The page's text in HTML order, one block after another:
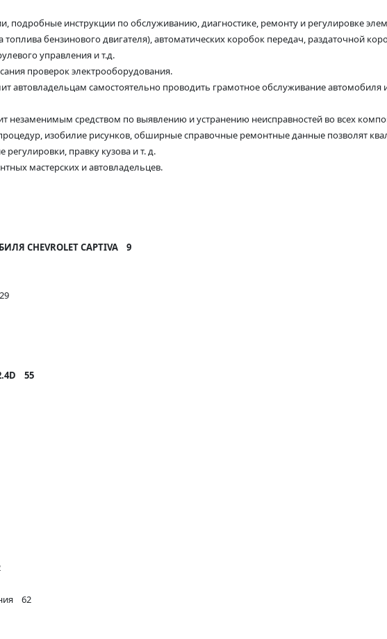
подробные инструкции по обслуживанию, диагностике, ремонту и регулировке
топлива бензинового двигателя), автоматических коробок передач, раздаточной
управления и т.д.
проверок электрооборудования.
автовладельцам самостоятельно проводить грамотное обслуживание автомобиля
незаменимым средством по выявлению и устранению неисправностей во всех
изобилие рисунков, обширные справочные ремонтные данные позволят
правку кузова и т. д.
мастерских и автовладельцев.
CHEVROLET CAPTIVA 9
55
62